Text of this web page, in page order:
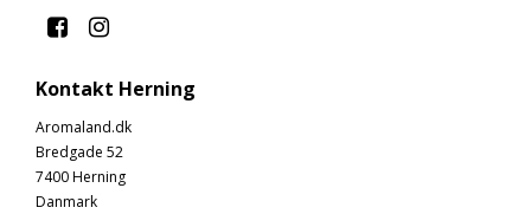
Kontakt Herning
Aromaland.dk
Bredgade 52
7400 Herning
Danmark